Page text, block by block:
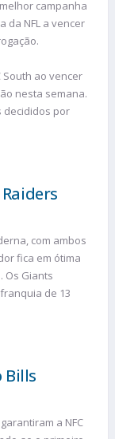
campanha
da NFL a vencer
South ao vencer
nesta semana.
decididos por
com ambos
fica em ótima
Os Giants
de 13
Bills
a NFC